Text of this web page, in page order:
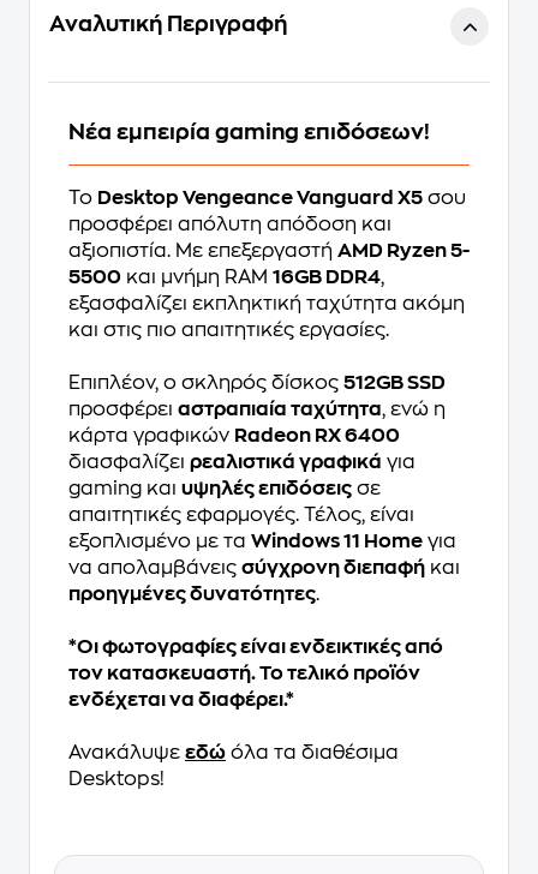
Αναλυτική Περιγραφή
Νέα εμπειρία gaming επιδόσεων!
Το Desktop Vengeance Vanguard X5 σου
προσφέρει απόλυτη απόδοση και
αξιοπιστία. Με επεξεργαστή AMD Ryzen 5-
5500 και μνήμη RAM 16GB DDR4,
εξασφαλίζει εκπληκτική ταχύτητα ακόμη
και στις πιο απαιτητικές εργασίες.
Επιπλέον, ο σκληρός δίσκος 512GB SSD
προσφέρει αστραπιαία ταχύτητα, ενώ η
κάρτα γραφικών Radeon RX 6400
διασφαλίζει ρεαλιστικά γραφικά για
gaming και υψηλές επιδόσεις σε
απαιτητικές εφαρμογές. Τέλος, είναι
εξοπλισμένο με τα Windows 11 Home για
να απολαμβάνεις σύγχρονη διεπαφή και
προηγμένες δυνατότητες.
*Οι φωτογραφίες είναι ενδεικτικές από
τον κατασκευαστή. Το τελικό προϊόν
ενδέχεται να διαφέρει.*
Ανακάλυψε εδώ όλα τα διαθέσιμα
Desktops!